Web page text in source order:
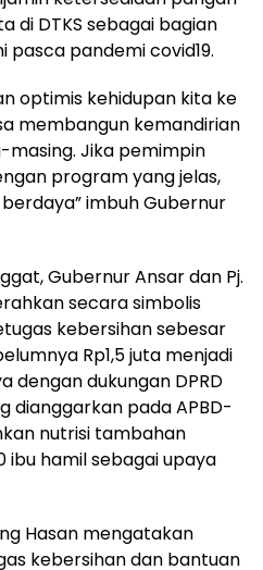
di DTKS sebagai bagian
pandemi covid19.
optimis kehidupan kita ke
membangun kemandirian
Jika pemimpin
program yang jelas,
imbuh Gubernur
Gubernur Ansar dan Pj.
secara simbolis
kebersihan sebesar
Rp1,5 juta menjadi
dengan dukungan DPRD
dianggarkan pada APBD-
nutrisi tambahan
ibu hamil sebagai upaya
Hasan mengatakan
kebersihan dan bantuan